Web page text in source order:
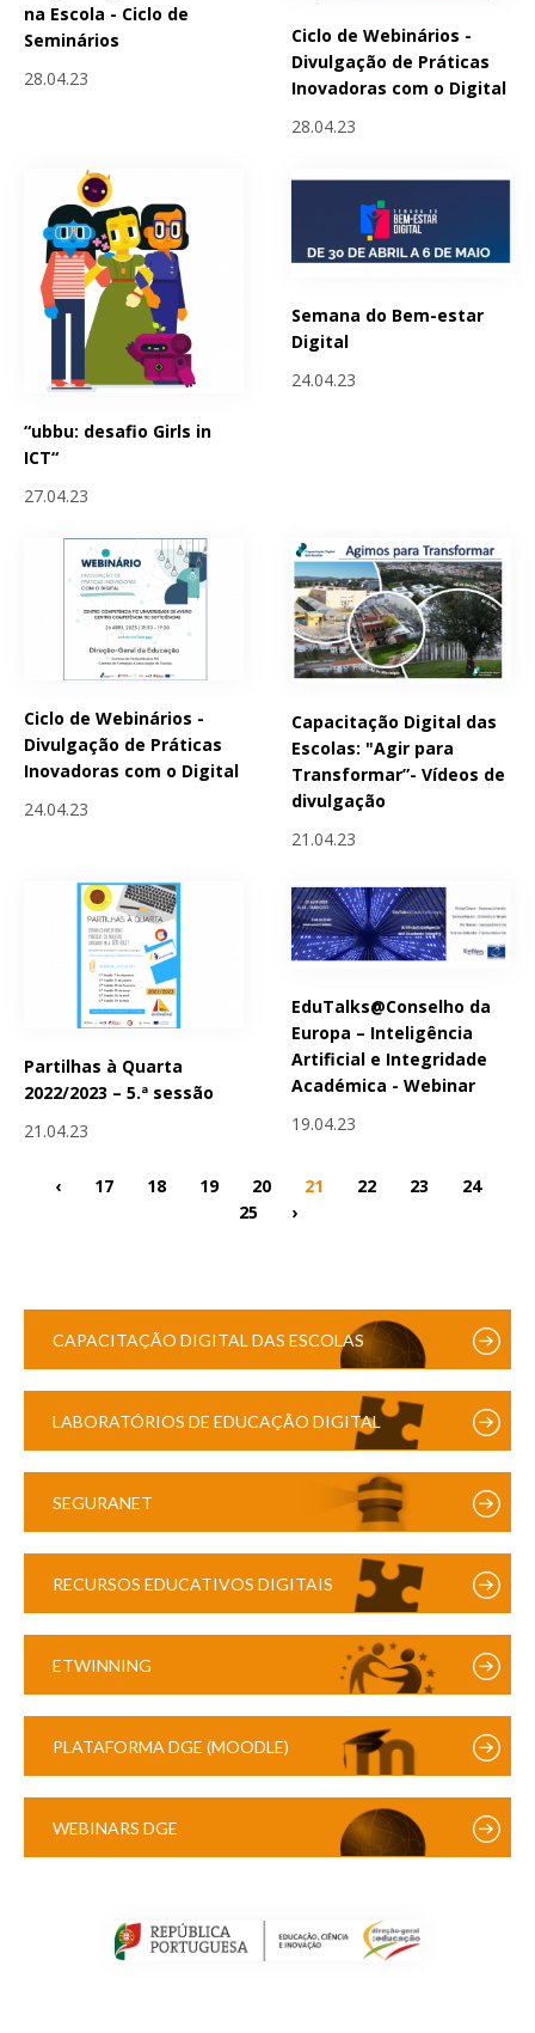
na Escola - Ciclo de
Seminários
28.04.23
Ciclo de Webinários -
Divulgação de Práticas
Inovadoras com o Digital
28.04.23
“ubbu: desafio Girls in
ICT“
27.04.23
Semana do Bem-estar
Digital
24.04.23
Ciclo de Webinários -
Divulgação de Práticas
Inovadoras com o Digital
24.04.23
Capacitação Digital das
Escolas: "Agir para
Transformar”- Vídeos de
divulgação
21.04.23
Partilhas à Quarta
2022/2023 – 5.ª sessão
21.04.23
EduTalks@Conselho da
Europa – Inteligência
Artificial e Integridade
Académica - Webinar
19.04.23
‹ 17 18 19 20 21 22 23
24
25
›
CAPACITAÇÃO DIGITAL DAS ESCOLAS
LABORATÓRIOS DE EDUCAÇÃO DIGITAL
SEGURANET
RECURSOS EDUCATIVOS DIGITAIS
ETWINNING
PLATAFORMA DGE (MOODLE)
WEBINARS DGE